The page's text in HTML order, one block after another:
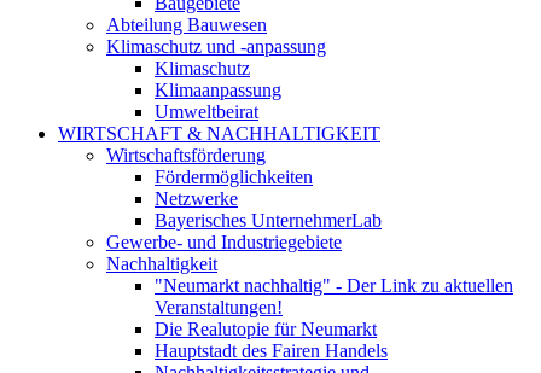
Abteilung Bauwesen
Klimaschutz und -anpassung
Klimaschutz
Klimaanpassung
Umweltbeirat
WIRTSCHAFT & NACHHALTIGKEIT
Wirtschaftsförderung
Fördermöglichkeiten
Netzwerke
Bayerisches UnternehmerLab
Gewerbe- und Industriegebiete
Nachhaltigkeit
"Neumarkt nachhaltig" - Der Link zu aktuellen
Veranstaltungen!
Die Realutopie für Neumarkt
Hauptstadt des Fairen Handels